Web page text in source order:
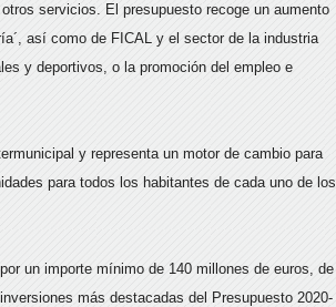
servicios. El presupuesto recoge un aumento
así como de FICAL y el sector de la industria
y deportivos, o la promoción del empleo e
y representa un motor de cambio para
para todos los habitantes de cada uno de los
un importe mínimo de 140 millones de euros, de
más destacadas del Presupuesto 2020-